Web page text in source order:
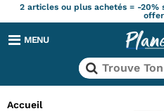
2 articles ou plus achetés = -20%
MENU
Accueil